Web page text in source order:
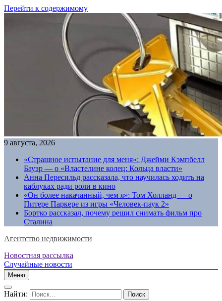
Перейти к содержимому
9 августа, 2026
«Страшное испытание для меня»: Джейми Кэмпбелл
Бауэр — о «Властелине колец: Кольца власти»
Анна Пересильд рассказала, что научилась ходить на
каблуках ради роли в кино
«Он более накачанный, чем я»: Том Холланд — о
Питере Паркере из игры «Человек-паук 2»
Бортко рассказал, почему решил снимать фильм про
Сталина
Агентство недвижимости
Новостная рассылка
Случайные новости
Меню
Найти: